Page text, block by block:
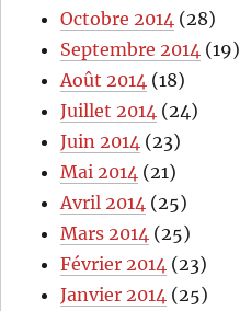
Octobre 2014 (28)
Septembre 2014 (19)
Août 2014 (18)
Juillet 2014 (24)
Juin 2014 (23)
Mai 2014 (21)
Avril 2014 (25)
Mars 2014 (25)
Février 2014 (23)
Janvier 2014 (25)